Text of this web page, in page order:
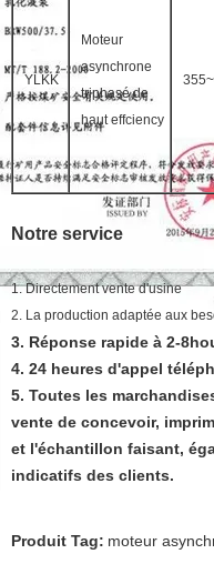
YLKK
Moteur
asynchrone
triphasé de
haut effciency
Notre service
1.Directement vente d'usine
2. La production adaptée aux
3. Réponse rapide à 2-
4. 24 heures d'appel
5. Toutes les
vente de concevoir,
et l'échantillon faisant,
indicatifs des clients.
Produit Tag: moteur